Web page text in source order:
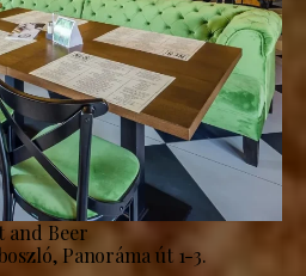
and Beer
Panoráma út 1-3.